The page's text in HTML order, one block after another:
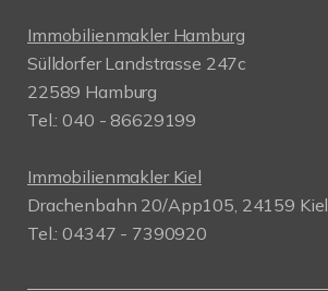
Immobilienmakler Hamburg
Sülldorfer Landstrasse 247c
22589 Hamburg
Tel.: 040 - 86629199
Immobilienmakler Kiel
Drachenbahn 20/App105, 24159 Kiel
Tel.: 04347 - 7390920